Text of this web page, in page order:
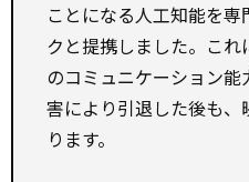
ことになる人工知能を
クと提携しました。こ
のコミュニケーション
害により引退した後も
ります。